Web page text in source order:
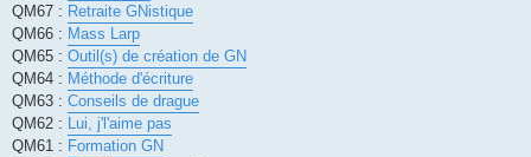
QM67 : Retraite GNistique
QM66 : Mass Larp
QM65 : Outil(s) de création de GN
QM64 : Méthode d'écriture
QM63 : Conseils de drague
QM62 : Lui, j'l'aime pas
QM61 : Formation GN